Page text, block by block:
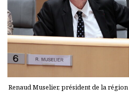
Renaud Muselier, président de la